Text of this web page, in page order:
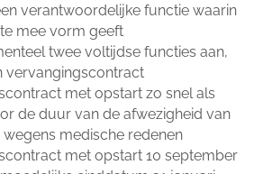
verantwoordelijke functie waarin
mee vorm geeft
twee voltijdse functies aan,
vervangingscontract
met opstart zo snel als
de duur van de afwezigheid van
medische redenen
met opstart 10 september